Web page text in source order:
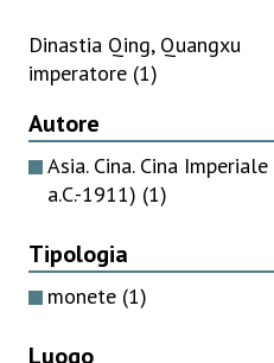
Dinastia Qing, Quangxu
imperatore (1)
Autore
Asia. Cina. Cina
a.C.-1911) (1)
Tipologia
monete (1)
Luogo